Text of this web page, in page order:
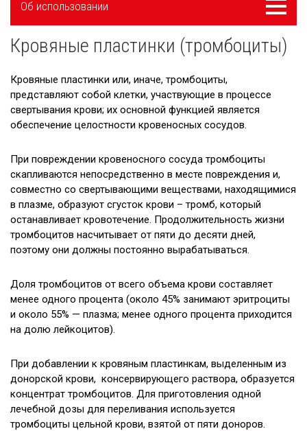
navigatsioon
Меню
Об использовании
Этапы использования крови
Красные кровяные тельца (эритроциты)
Кровяные пластинки (тромбоциты)
Плазма
О группах крови
Истории
Кровяные пластинки (тромбоциты)
Кровяные пластинки или, иначе, тромбоциты,
представляют собой клетки, участвующие в процессе
свертывания крови; их основной функцией является
обеспечение целостности кровеносных сосудов.
При повреждении кровеносного сосуда тромбоциты
скапливаются непосредственно в месте повреждения и,
совместно со свертывающими веществами, находящимися
в плазме, образуют сгусток крови – тромб, который
останавливает кровотечение. Продолжительность жизни
тромбоцитов насчитывает от пяти до десяти дней,
поэтому они должны постоянно вырабатываться.
Доля тромбоцитов от всего объема крови составляет
менее одного процента (около 45% занимают эритроциты
и около 55% — плазма; менее одного процента приходится
на долю лейкоцитов).
При добавлении к кровяным пластинкам, выделенным из
донорской крови, консервирующего раствора, образуется
концентрат тромбоцитов. Для приготовления одной
лечебной дозы для переливания используется
тромбоциты цельной крови, взятой от пяти доноров.